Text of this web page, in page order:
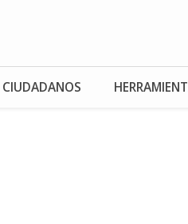
CIUDADANOS